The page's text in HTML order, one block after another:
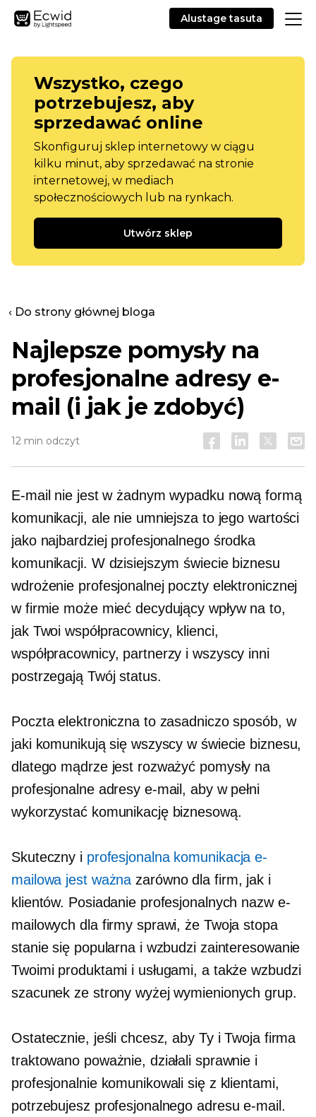
Alustage tasuta
Wszystko, czego
potrzebujesz, aby
sprzedawać online
Skonfiguruj sklep internetowy w ciągu
kilku minut, aby sprzedawać na stronie
internetowej, w mediach
społecznościowych lub na rynkach.
Utwórz sklep
‹ Do strony głównej bloga
Najlepsze pomysły na
profesjonalne adresy e-
mail (i jak je zdobyć)
12 min odczyt
E-mail nie jest w żadnym wypadku nową formą
komunikacji, ale nie umniejsza to jego wartości
jako najbardziej profesjonalnego środka
komunikacji. W dzisiejszym świecie biznesu
wdrożenie profesjonalnej poczty elektronicznej
w firmie może mieć decydujący wpływ na to,
jak Twoi współpracownicy, klienci,
współpracownicy, partnerzy i wszyscy inni
postrzegają Twój status.
Poczta elektroniczna to zasadniczo sposób, w
jaki komunikują się wszyscy w świecie biznesu,
dlatego mądrze jest rozważyć pomysły na
profesjonalne adresy e-mail, aby w pełni
wykorzystać komunikację biznesową.
Skuteczny i profesjonalna komunikacja e-
mailowa jest ważna zarówno dla firm, jak i
klientów. Posiadanie profesjonalnych nazw e-
mailowych dla firmy sprawi, że Twoja stopa
stanie się popularna i wzbudzi zainteresowanie
Twoimi produktami i usługami, a także wzbudzi
szacunek ze strony wyżej wymienionych grup.
Ostatecznie, jeśli chcesz, aby Ty i Twoja firma
traktowano poważnie, działali sprawnie i
profesjonalnie komunikowali się z klientami,
potrzebujesz profesjonalnego adresu e-mail.